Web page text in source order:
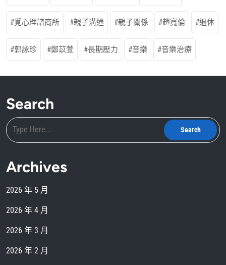
覓心理諮商所 親子溝通 親子關係 趙寬倫 退休
郭詠珍 鄭苡萱 長期壓力 音樂 音樂治療
Search
Archives
2026 年 5 月
2026 年 4 月
2026 年 3 月
2026 年 2 月